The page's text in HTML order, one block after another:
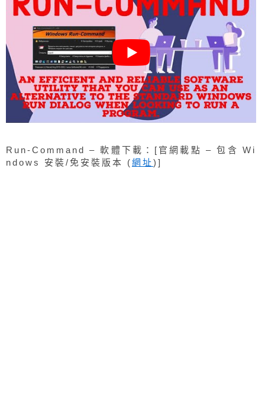
Run-Command – 軟體下載：[官網載點 – 包含 Wi
ndows 安裝/免安裝版本 (網址)]